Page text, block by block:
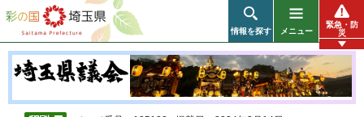
彩の国 埼玉県
情報を探す メニュー
緊急・防
災